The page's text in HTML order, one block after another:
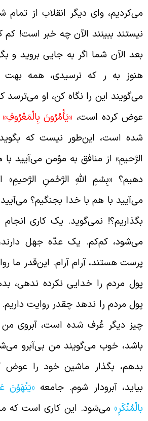
وای دیگر انقلاب از تمام
ببینند الآن چه خبر است! کم
الآن شما اگر به جایی بروید و
به ر که نرسیدی، همه بهت
این را نگاه کن، او می‌ترسد
کرده است،‌«يَأْمُرُونَ بِالْمَعْرُوفِ»
است، این‌طور نیست که بگوید
از منافق به مؤمن می‌آیید با
«بِسْمِ اللَّهِ الرَّحْمنِ الرَّحيمِ»
با هم با خدا بجنگیم؟ می‌آیید
نمی‌گوید. یک کاری
کم‌کم. یک عدّه جهل
هستند، آرام آرام. این‌قدر ما
مردم را خدایی نکرده ندهی،
مردم را ندهد چقدر روایت داریم.
دیگر عُرف شده است، آبروی من
خوب می‌گویند من بی‌آبرو
بگذار ماشین خود را عوض
آبرودار شوم. جامعه«يَنْهَوْنَ
می‌شود. این کاری است که